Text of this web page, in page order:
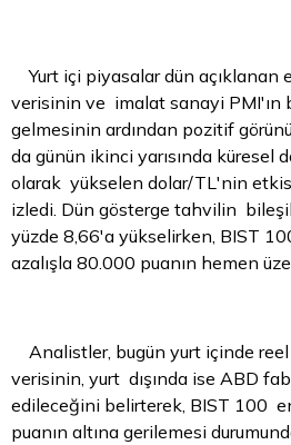
Yurt içi piyasalar dün açıklanan
verisinin ve imalat sanayi PMI'ın
gelmesinin ardından pozitif
da günün ikinci yarısında küresel
olarak yükselen dolar/TL'nin
izledi. Dün gösterge tahvilin
yüzde 8,66'a yükselirken, BIST
azalışla 80.000 puanın hemen
Analistler, bugün yurt içinde
verisinin, yurt dışında ise ABD
edileceğini belirterek, BIST 100
puanın altına gerilemesi